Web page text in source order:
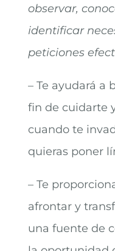
observar,
identificar
peticiones
– Te ayudará a
fin de cuidarte
cuando te
quieras poner
– Te
afrontar y
una fuente de